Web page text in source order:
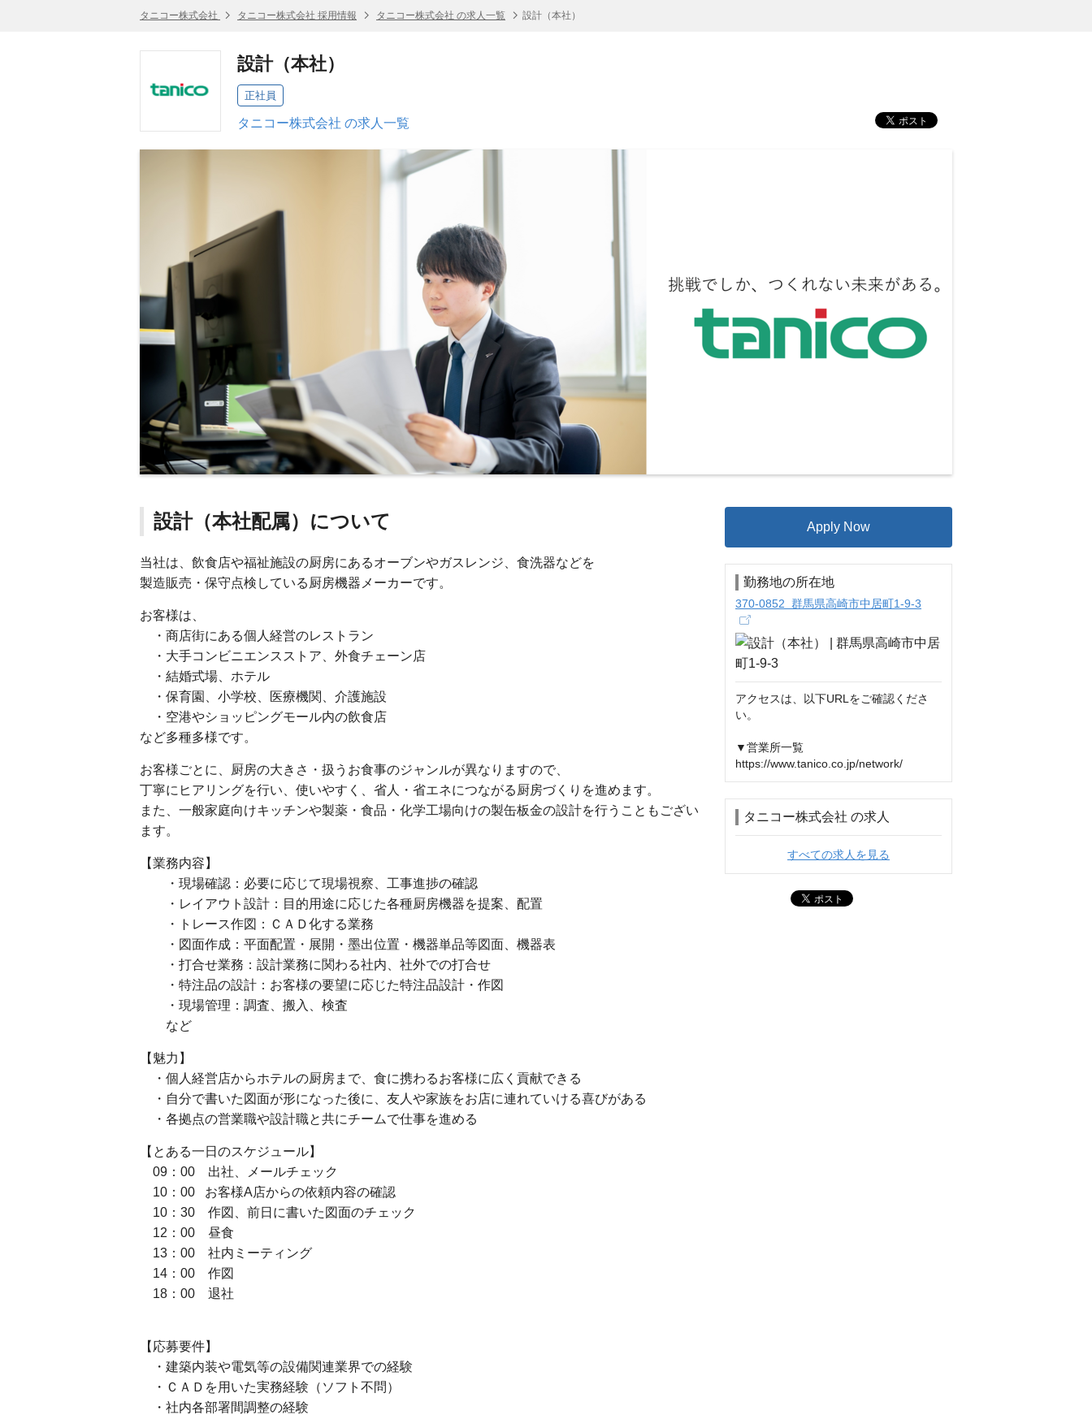
タニコー株式会社 タニコー株式会社 採用情報 タニコー株式会社 の求人一覧 設計（本社）
設計（本社）
正社員
タニコー株式会社 の求人一覧
設計（本社配属）について
当社は、飲食店や福祉施設の厨房にあるオーブンやガスレンジ、食洗器などを
製造販売・保守点検している厨房機器メーカーです。
お客様は、
・商店街にある個人経営のレストラン
・大手コンビニエンスストア、外食チェーン店
・結婚式場、ホテル
・保育園、小学校、医療機関、介護施設
・空港やショッピングモール内の飲食店
など多種多様です。
お客様ごとに、厨房の大きさ・扱うお食事のジャンルが異なりますので、
丁寧にヒアリングを行い、使いやすく、省人・省エネにつながる厨房づくりを進めます。
また、一般家庭向けキッチンや製薬・食品・化学工場向けの製缶板金の設計を行うこともござい
ます。
【業務内容】
・現場確認：必要に応じて現場視察、工事進捗の確認
・レイアウト設計：目的用途に応じた各種厨房機器を提案、配置
・トレース作図：ＣＡＤ化する業務
・図面作成：平面配置・展開・墨出位置・機器単品等図面、機器表
・打合せ業務：設計業務に関わる社内、社外での打合せ
・特注品の設計：お客様の要望に応じた特注品設計・作図
・現場管理：調査、搬入、検査
など
【魅力】
・個人経営店からホテルの厨房まで、食に携わるお客様に広く貢献できる
・自分で書いた図面が形になった後に、友人や家族をお店に連れていける喜びがある
・各拠点の営業職や設計職と共にチームで仕事を進める
【とある一日のスケジュール】
09：00 出社、メールチェック
10：00 お客様A店からの依頼内容の確認
10：30 作図、前日に書いた図面のチェック
12：00 昼食
13：00 社内ミーティング
14：00 作図
18：00 退社
【応募要件】
・建築内装や電気等の設備関連業界での経験
・ＣＡＤを用いた実務経験（ソフト不問）
・社内各部署間調整の経験
Apply Now
勤務地の所在地
370-0852 群馬県高崎市中居町1-9-3
アクセスは、以下URLをご確認くださ
い。
▼営業所一覧
https://www.tanico.co.jp/network/
タニコー株式会社 の求人
すべての求人を見る